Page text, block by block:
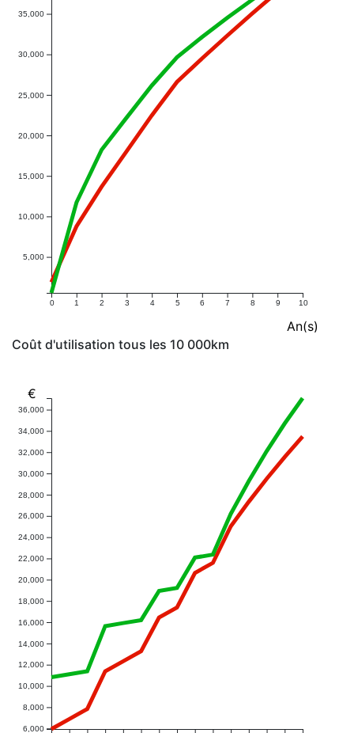
0 1 2 3 4 5 6 7 8 9 10
5,000
10,000
15,000
20,000
25,000
30,000
35,000
An(s)
Coût d'utilisation tous les 10 000km
6,000
8,000
10,000
12,000
14,000
16,000
18,000
20,000
22,000
24,000
26,000
28,000
30,000
32,000
34,000
36,000
€